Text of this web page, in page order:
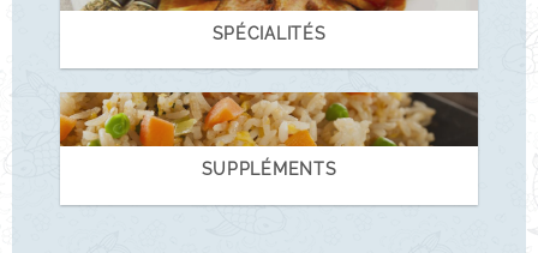
SPÉCIALITÉS
SUPPLÉMENTS